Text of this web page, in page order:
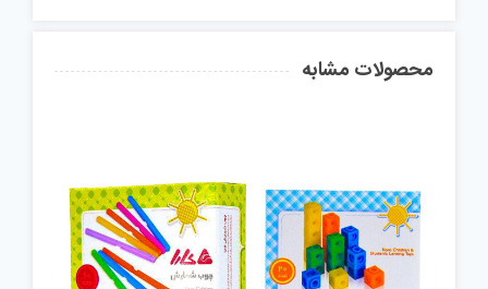
محصولات مشابه